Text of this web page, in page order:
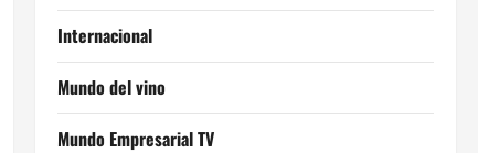
Internacional
Mundo del vino
Mundo Empresarial TV